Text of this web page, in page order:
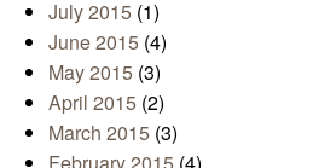
July 2015 (1)
June 2015 (4)
May 2015 (3)
April 2015 (2)
March 2015 (3)